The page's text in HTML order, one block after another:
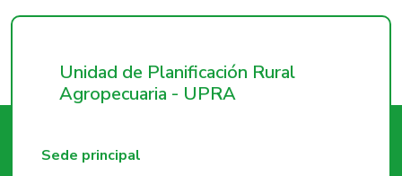
Unidad de Planificación Rural
Agropecuaria - UPRA
Sede principal